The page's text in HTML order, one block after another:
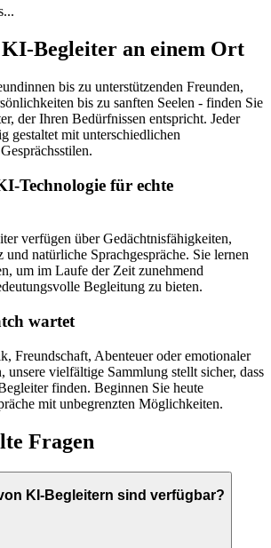
Begleiter an einem Ort
bis zu unterstützenden Freunden,
bis zu sanften Seelen - finden Sie
der Ihren Bedürfnissen entspricht. Jeder
gestaltet mit unterschiedlichen
Technologie für echte
verfügen über Gedächtnisfähigkeiten,
natürliche Sprachgespräche. Sie lernen
um im Laufe der Zeit zunehmend
Begleitung zu bieten.
wartet
Freundschaft, Abenteuer oder emotionaler
unsere vielfältige Sammlung stellt sicher, dass
finden. Beginnen Sie heute
mit unbegrenzten Möglichkeiten.
Fragen
KI-Begleitern sind verfügbar?